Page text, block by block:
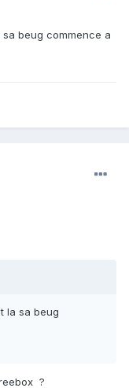
beug commence a
la sa beug
?